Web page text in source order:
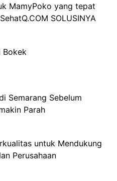
yang tepat
SOLUSINYA
Bokek
Semarang Sebelum
Parah
untuk Mendukung
Perusahaan